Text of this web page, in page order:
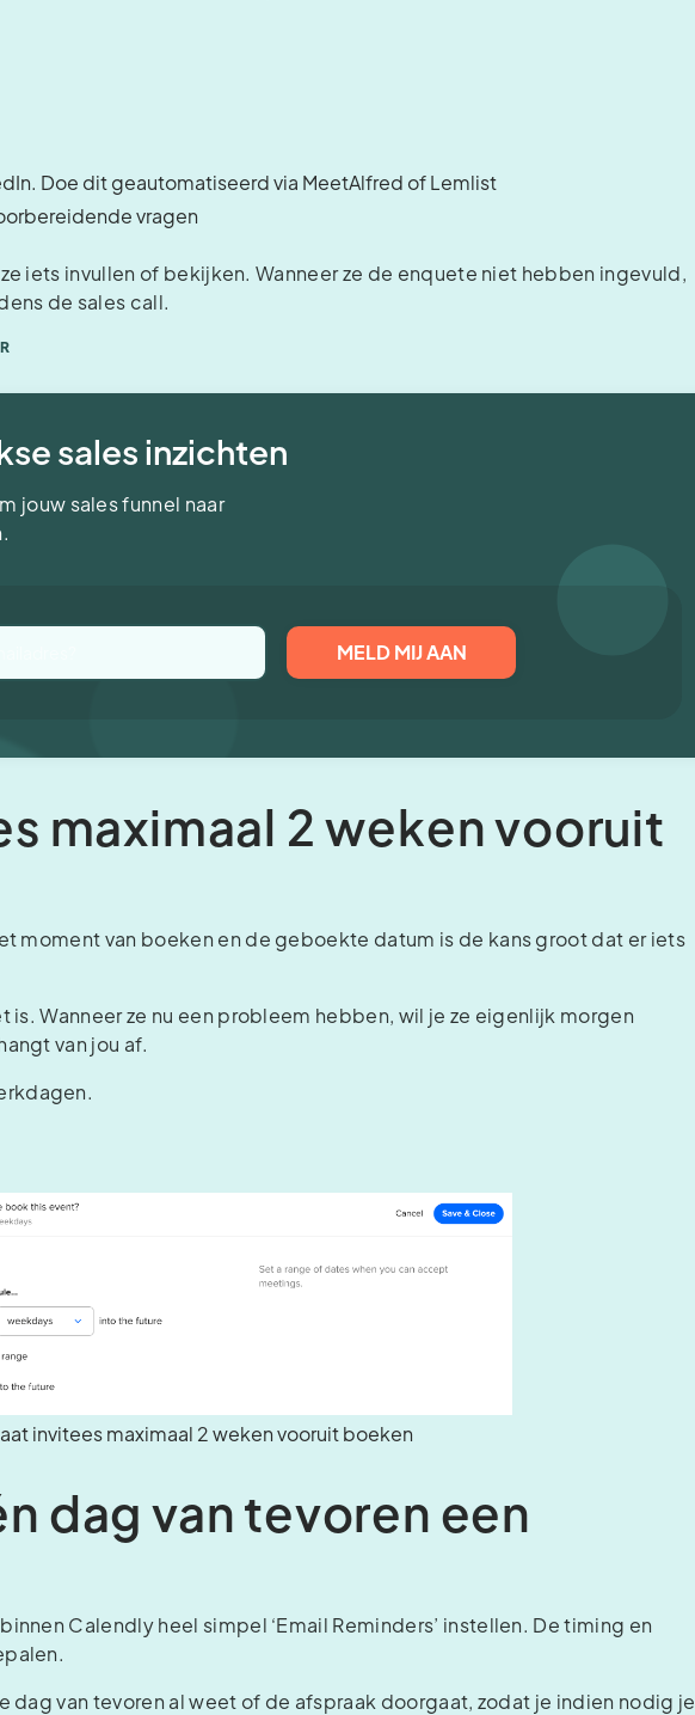
Doe dit geautomatiseerd via MeetAlfred of Lemlist
vragen
iets invullen of bekijken. Wanneer ze de enquete niet hebben ingevuld,
de sales call.
sales inzichten
jouw sales funnel naar
maximaal 2 weken vooruit
moment van boeken en de geboekte datum is de kans groot dat er iets
is. Wanneer ze nu een probleem hebben, wil je ze eigenlijk morgen
van jou af.
invitees maximaal 2 weken vooruit boeken
dag van tevoren een
Calendly heel simpel ‘Email Reminders’ instellen. De timing en
dag van tevoren al weet of de afspraak doorgaat, zodat je indien nodig je